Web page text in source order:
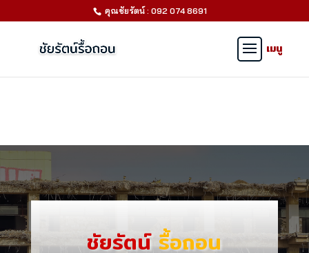
คุณชัยรัตน์ : 092 074 8691
ชัยรัตน์รื้อถอน